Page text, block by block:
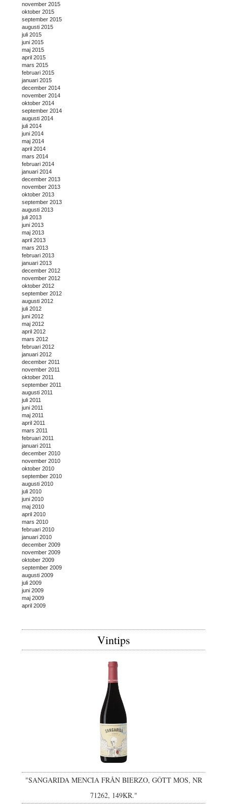
november 2015
oktober 2015
september 2015
augusti 2015
juli 2015
juni 2015
maj 2015
april 2015
mars 2015
februari 2015
januari 2015
december 2014
november 2014
oktober 2014
september 2014
augusti 2014
juli 2014
juni 2014
maj 2014
april 2014
mars 2014
februari 2014
januari 2014
december 2013
november 2013
oktober 2013
september 2013
augusti 2013
juli 2013
juni 2013
maj 2013
april 2013
mars 2013
februari 2013
januari 2013
december 2012
november 2012
oktober 2012
september 2012
augusti 2012
juli 2012
juni 2012
maj 2012
april 2012
mars 2012
februari 2012
januari 2012
december 2011
november 2011
oktober 2011
september 2011
augusti 2011
juli 2011
juni 2011
maj 2011
april 2011
mars 2011
februari 2011
januari 2011
december 2010
november 2010
oktober 2010
september 2010
augusti 2010
juli 2010
juni 2010
maj 2010
april 2010
mars 2010
februari 2010
januari 2010
december 2009
november 2009
oktober 2009
september 2009
augusti 2009
juli 2009
juni 2009
maj 2009
april 2009
Vintips
"SANGARIDA MENCIA FRÅN BIERZO, GÔTT MOS, NR
71262, 149KR."